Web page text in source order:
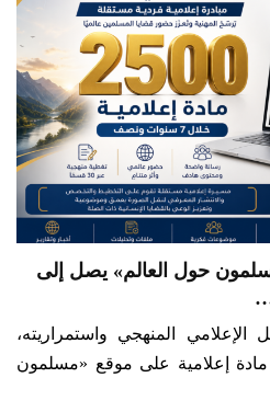
حول العالم» يصل إلى
المنهجي واستمراريته،
اكتمل فجر اليوم نشر 2500 مادة إعلامية على موقع «مسلمون